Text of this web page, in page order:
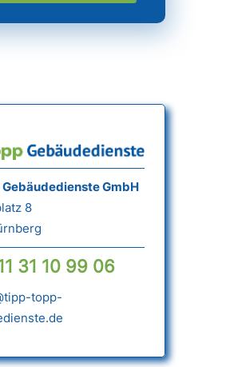
Gebäudedienste GmbH
8
31 10 99 06
topp-